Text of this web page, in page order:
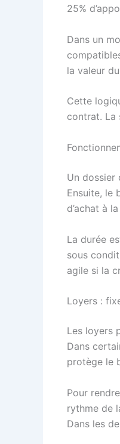
25%
Dans un
la valeur
Cette
contrat. La
Un dossier
Ensuite, le
d’achat à
La durée
sous
agile si la
Loyers :
Les loyers
Dans
protège le
Pour
rythme de
Dans les